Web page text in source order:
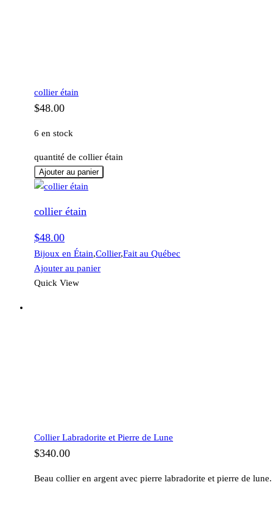
collier étain
$48.00
6 en stock
quantité de collier étain
Ajouter au panier
collier étain
$48.00
Bijoux en Étain,Collier,Fait au Québec
Ajouter au panier
Quick View
Collier Labradorite et Pierre de Lune
$340.00
Beau collier en argent avec pierre labradorite et pierre de lune.